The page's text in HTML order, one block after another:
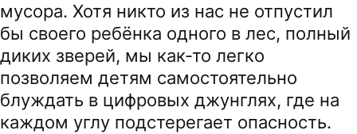
мусора. Хотя никто из нас не отпустил
бы своего ребёнка одного в лес, полный
диких зверей, мы как-то легко
позволяем детям самостоятельно
блуждать в цифровых джунглях, где на
каждом углу подстерегает опасность.